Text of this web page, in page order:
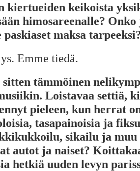
kiertueiden keikoista
himosareenalle? Onko
paskiaset maksa
Emme tiedä.
tämmöinen
Loistavaa settiä,
pieleen, kun herrat
tasapainoisia ja
sikailu ja muu
autot ja naiset?
hetkiä uuden levyn